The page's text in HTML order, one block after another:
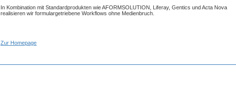
In Kombination mit Standardprodukten wie AFORMSOLUTION, Liferay, Gentics und Acta Nova
realisieren wir formulargetriebene Workflows ohne Medienbruch.
Zur Homepage